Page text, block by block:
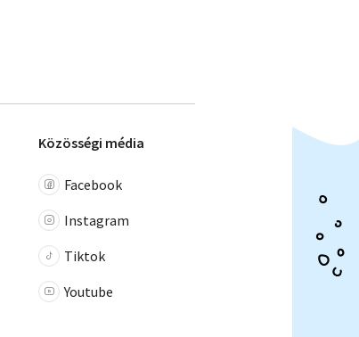
Közösségi média
Facebook
Instagram
Tiktok
Youtube